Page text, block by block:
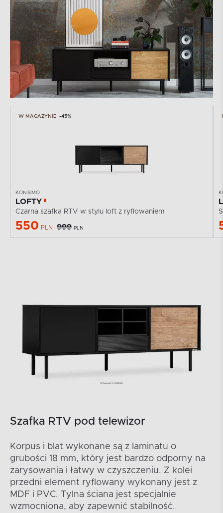
W MAGAZYNIE -45%
KONSIMO
LOFTY
Czarna szafka RTV w stylu loft z ryflowaniem
550 PLN 999 PLN
Szafka RTV pod telewizor
Korpus i blat wykonane są z laminatu o
grubości 18 mm, który jest bardzo odporny na
zarysowania i łatwy w czyszczeniu. Z kolei
przedni element ryflowany wykonany jest z
MDF i PVC. Tylna ściana jest specjalnie
wzmocniona, aby zapewnić stabilność.